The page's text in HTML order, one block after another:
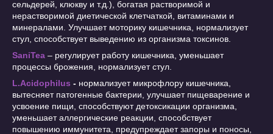
сельдерей, клюкву и т.д.), богатая растворимой и
нерастворимой диетической клетчаткой, витаминами и
минералами. Улучшает моторику кишечника, нормализует
стул, способствует выведению из организма токсинов.
SaniTea – регулирует работу кишечника, уменьшает
процессы брожения, нормализует стул.
L.Acidophilus - нормализует микрофлору кишечника,
вытесняет патогенные бактерии, улучшает пищеварение и
усвоение пищи, способствуют детоксикации организма,
уменьшает аллергические реакции, способствует
повышению иммунитета, предупреждает запоры и поносы,